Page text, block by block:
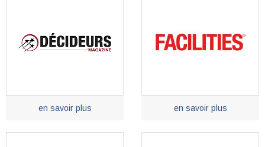
en savoir plus en savoir plus